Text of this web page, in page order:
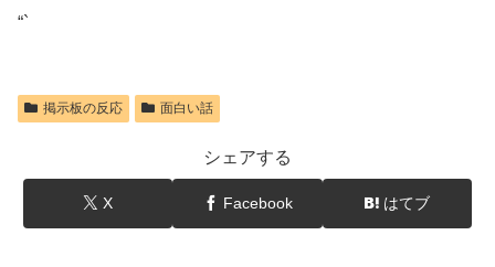
“`
掲示板の反応 面白い話
シェアする
X Facebook はてブ